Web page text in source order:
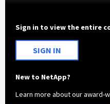
Sign in to view the entire
SIGN IN
New to NetApp?
Learn more about our award-